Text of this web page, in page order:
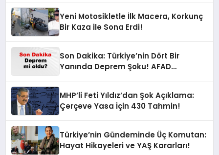
Yeni Motosikletle İlk Macera, Korkunç
Bir Kaza ile Sona Erdi!
Son Dakika: Türkiye’nin Dört Bir
Yanında Deprem Şoku! AFAD
MHP’li Feti Yıldız’dan Şok Açıklama:
Çerçeve Yasa İçin 430 Tahmin!
Türkiye’nin Gündeminde Üç Komutan:
Hayat Hikayeleri ve YAŞ Kararları!